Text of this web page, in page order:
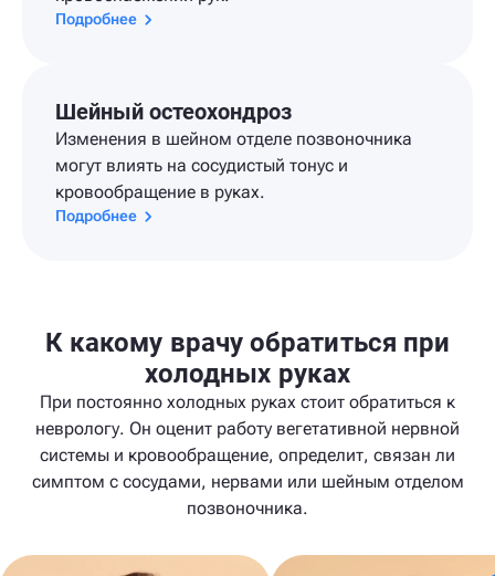
Подробнее
Шейный остеохондроз
Изменения в шейном отделе позвоночника
могут влиять на сосудистый тонус и
кровообращение в руках.
Подробнее
К какому врачу обратиться при
холодных руках
При постоянно холодных руках стоит обратиться к
неврологу. Он оценит работу вегетативной нервной
системы и кровообращение, определит, связан ли
симптом с сосудами, нервами или шейным отделом
позвоночника.